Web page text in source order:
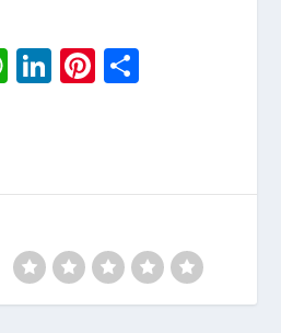
W
A
p
p
Li
dI
n
Pi
t